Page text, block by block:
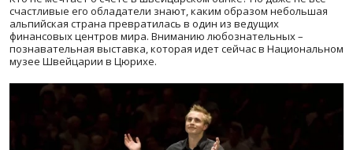
счастливые его обладатели знают, каким образом небольшая
альпийская страна превратилась в один из ведущих
финансовых центров мира. Вниманию любознательных –
познавательная выставка, которая идет сейчас в Национальном
музее Швейцарии в Цюрихе.